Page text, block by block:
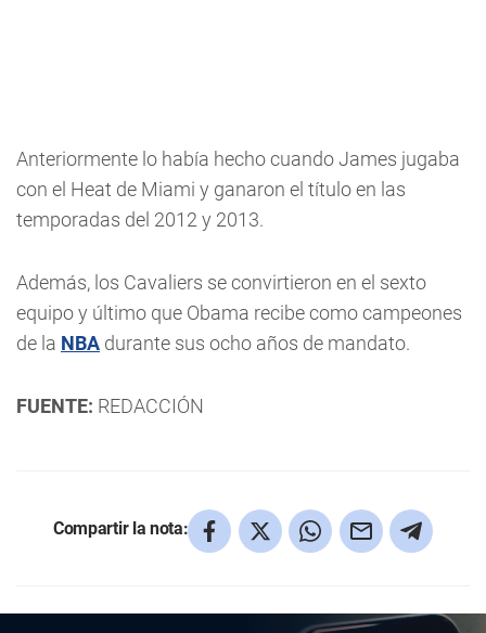
Anteriormente lo había hecho cuando James jugaba
con el Heat de Miami y ganaron el título en las
temporadas del 2012 y 2013.
Además, los Cavaliers se convirtieron en el sexto
equipo y último que Obama recibe como campeones
de la NBA durante sus ocho años de mandato.
FUENTE: REDACCIÓN
Compartir la nota: